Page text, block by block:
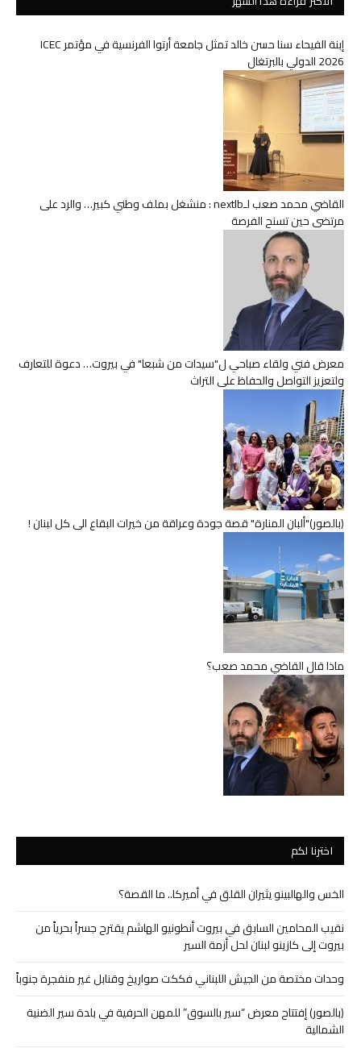
إبنة الفيحاء سنا حسن خالد تمثل جامعة أرتوا الفرنسية في مؤتمر ICEC
2026 الدولي بالبرتغال
القاضي محمد صعب لـnextlb : منشغل بملف وطني كبير… والرد على
مرتضى حين تسنح الفرصة
معرض فني ولقاء صباحي ل"سيدات من شبعا" في بيروت… دعوة للتعارف
ولتعزيز التواصل والحفاظ على التراث
(بالصور)"ألبان المنارة" قصة جودة وعراقة من خيرات البقاع الى كل لبنان !
ماذا قال القاضي محمد صعب؟
اخترنا لكم
الخس والهالبينو يثيران القلق في أميركا.. ما القصة؟
نقيب المحامين السابق في بيروت أنطونيو الهاشم يقترح جسراً بحرياً من
بيروت إلى كازينو لبنان لحل أزمة السير
وحدات مختصة من الجيش اللبناني فككت صواريخ وقنابل غير منفجرة جنوباً
(بالصور) إفتتاح معرض “سير بالسوق” للمهن الحرفية في بلدة سير الضنية
الشمالية